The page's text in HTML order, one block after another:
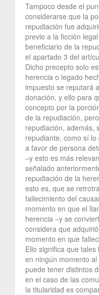
Tampoco desde el
considerarse que la
repudiación fue
previo a la ficción
beneficiario de la
el apartado 3 del
Dicho precepto solo
herencia o legado
impuesto se reputará
donación, y ello para
concepto por la
de la repudiación,
repudiación, además,
repudiante, como sí
a favor de persona
–y esto es más
señalado
repudiación de la
esto es, que se
fallecimiento del
momento en que el
herencia –y se
considera que
momento en que
Ello significa que
en ningún momento
puede tener distintos
en el caso de las
la titularidad es